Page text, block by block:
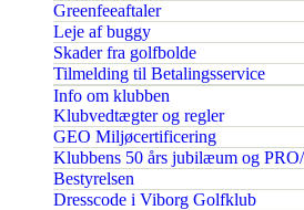
Greenfeeaftaler
Leje af buggy
Skader fra golfbolde
Tilmelding til Betalingsservice
Info om klubben
Klubvedtægter og regler
GEO Miljøcertificering
Klubbens 50 års jubilæum og
Bestyrelsen
Dresscode i Viborg Golfklub